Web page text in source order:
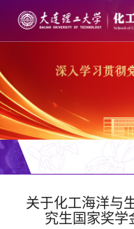
关于化工海洋与
究生国家奖学